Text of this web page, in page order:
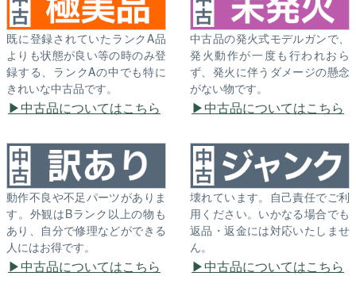
既に登録されていたランクA品
よりも状態が良い等の時のみ登
録する、ランクAの中でも特に
きれいな中古品です。
中古品についてはこちら
中古品の発火式モデルガンで、
発火動作が一度も行われおら
ず、発火に伴うダメージの懸念
がない物です。
中古品についてはこちら
動作不良や不足パーツがありま
す。外観はBランク以上の物も
あり、自分で修理などができる
人にはお得です。
中古品についてはこちら
壊れています。自己責任でご利
用ください。いかなる場合でも
返品・返金には対応いたしませ
ん。
中古品についてはこちら